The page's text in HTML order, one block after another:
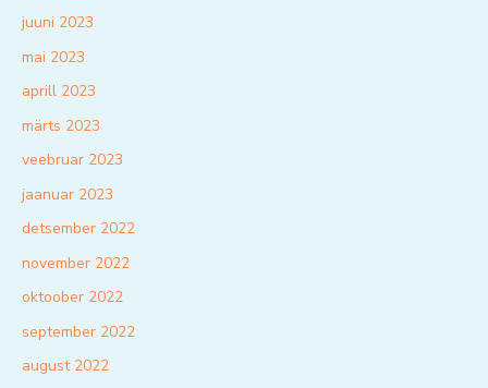
juuni 2023
mai 2023
aprill 2023
märts 2023
veebruar 2023
jaanuar 2023
detsember 2022
november 2022
oktoober 2022
september 2022
august 2022